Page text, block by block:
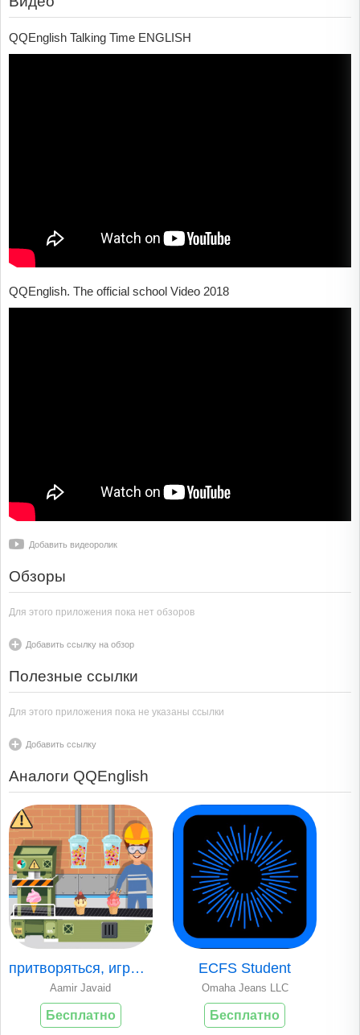
QQEnglish Talking Time ENGLISH
QQEnglish. The official school Video 2018
Добавить видеоролик
Обзоры
Для этого приложения пока нет обзоров
Добавить ссылку на обзор
Полезные ссылки
Для этого приложения пока не указаны ссылки
Добавить ссылку
Аналоги QQEnglish
притворяться, играть мороженое
Aamir Javaid
Бесплатно
ECFS Student
Omaha Jeans LLC
Бесплатно